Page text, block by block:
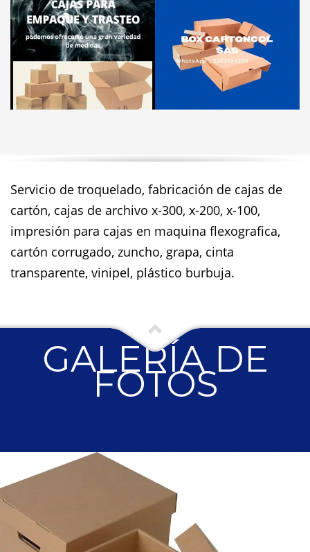
Servicio de troquelado, fabricación de cajas de
cartón, cajas de archivo x-300, x-200, x-100,
impresión para cajas en maquina flexografica,
cartón corrugado, zuncho, grapa, cinta
transparente, vinipel, plástico burbuja.
GALERÍA DE
FOTOS